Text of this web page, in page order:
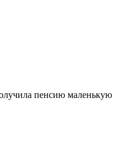
пенсию